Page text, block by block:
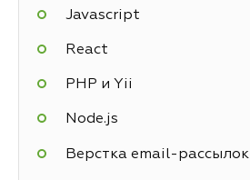
Javascript
React
PHP и Yii
Node.js
Верстка email-рассылок